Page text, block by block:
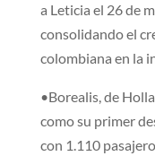
a Leticia el 26 de
consolidando el
colombiana en la
•Borealis, de
como su primer
con 1.110